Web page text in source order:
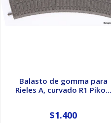
Balasto de gomma para
Rieles A, curvado R1 Piko...
$1.400